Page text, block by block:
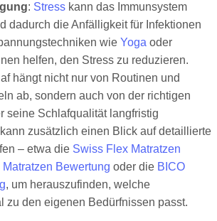
: Stress kann das Immunsystem
dadurch die Anfälligkeit für Infektionen
wie Yoga oder
helfen, den Stress zu reduzieren.
hängt nicht nur von Routinen und
ab, sondern auch von der richtigen
seine Schlafqualität langfristig
zusätzlich einen Blick auf detaillierte
– etwa die Swiss Flex Matratzen
Matratzen Bewertung oder die BICO
, um herauszufinden, welche
zu den eigenen Bedürfnissen passt.